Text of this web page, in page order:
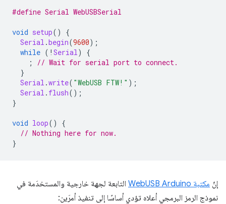
#define Serial WebUSBSerial
void setup()
{
Serial .begin(9600);
while ( ! Serial)
{
;
// Wait for serial port to connect.
}
Serial .write( "WebUSB FTW!" );
Serial . flush();
}
void loop()
{
// Nothing here for now.
}
إنّ مكتبة WebUSB Arduino
التابعة لجهة خارجية والمستخدَمة في
نموذج الرمز البرمجي أعلاه تؤدي أساسًا إلى تنفيذ أمرَين: